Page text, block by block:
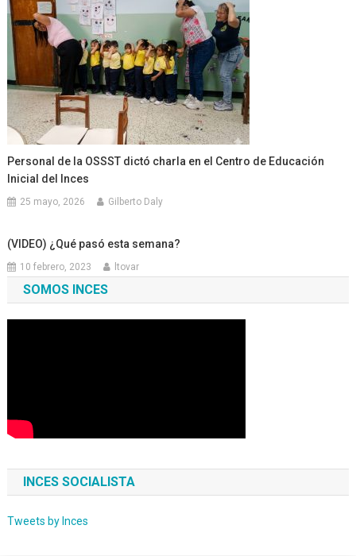
Personal de la OSSST dictó charla en el Centro de Educación
Inicial del Inces
25 mayo, 2026 Gilberto Daly
(VIDEO) ¿Qué pasó esta semana?
10 febrero, 2023 ltovar
SOMOS INCES
INCES SOCIALISTA
Tweets by Inces